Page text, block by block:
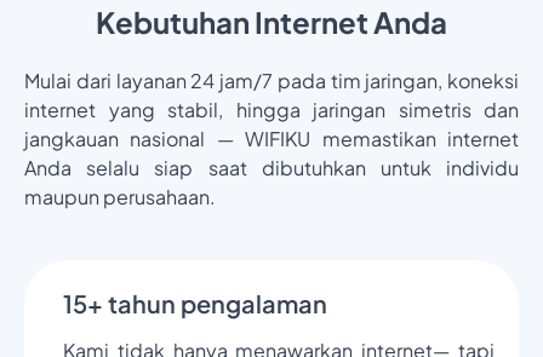
Kebutuhan Internet Anda
Mulai dari layanan 24 jam/7 pada tim jaringan, koneksi
internet yang stabil, hingga jaringan simetris dan
jangkauan nasional — WIFIKU memastikan internet
Anda selalu siap saat dibutuhkan untuk individu
maupun perusahaan.
15+ tahun pengalaman
Kami tidak hanya menawarkan internet— tapi